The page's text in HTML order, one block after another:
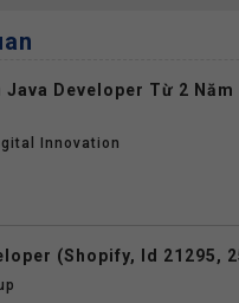
Java Developer Từ 2 Năm
Innovation
(Shopify, Id 21295,